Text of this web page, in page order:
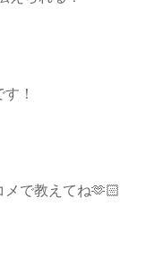
！
で教えてね🫶🏻